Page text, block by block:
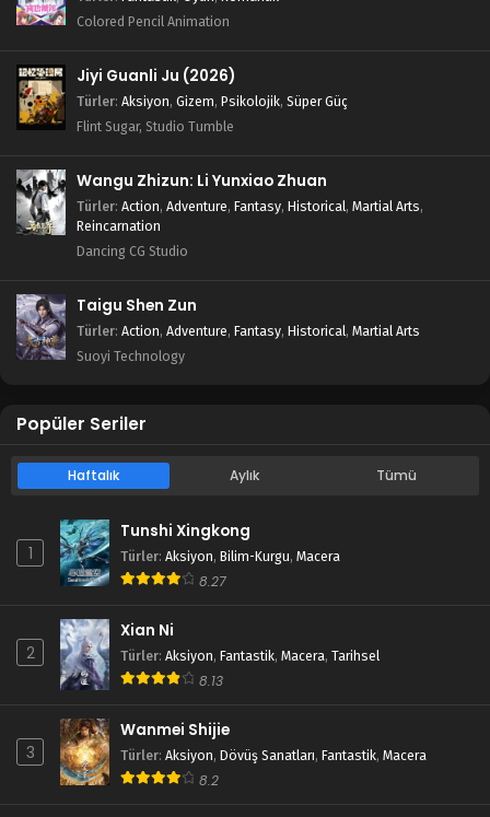
Colored Pencil Animation
Jiyi Guanli Ju (2026)
Türler: Aksiyon, Gizem, Psikolojik, Süper Güç
Flint Sugar, Studio Tumble
Wangu Zhizun: Li Yunxiao Zhuan
Türler: Action, Adventure, Fantasy, Historical, Martial Arts,
Reincarnation
Dancing CG Studio
Taigu Shen Zun
Türler: Action, Adventure, Fantasy, Historical, Martial Arts
Suoyi Technology
Popüler Seriler
Haftalık Aylık Tümü
1
Tunshi Xingkong
Türler: Aksiyon, Bilim-Kurgu, Macera
8.27
2
Xian Ni
Türler: Aksiyon, Fantastik, Macera, Tarihsel
8.13
3
Wanmei Shijie
Türler: Aksiyon, Dövüş Sanatları, Fantastik, Macera
8.2